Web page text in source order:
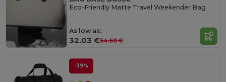
Eco-Friendly Matte Travel Weekender Bag
As low as:
32.03 €54.60 €
-39%